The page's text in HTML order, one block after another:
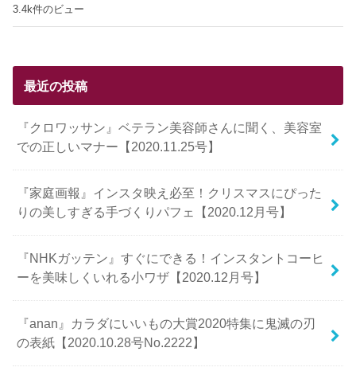
3.4k件のビュー
最近の投稿
『クロワッサン』ベテラン美容師さんに聞く、美容室
での正しいマナー【2020.11.25号】
『家庭画報』インスタ映え必至！クリスマスにぴった
りの美しすぎる手づくりパフェ【2020.12月号】
『NHKガッテン』すぐにできる！インスタントコーヒ
ーを美味しくいれる小ワザ【2020.12月号】
『anan』カラダにいいもの大賞2020特集に鬼滅の刃
の表紙【2020.10.28号No.2222】